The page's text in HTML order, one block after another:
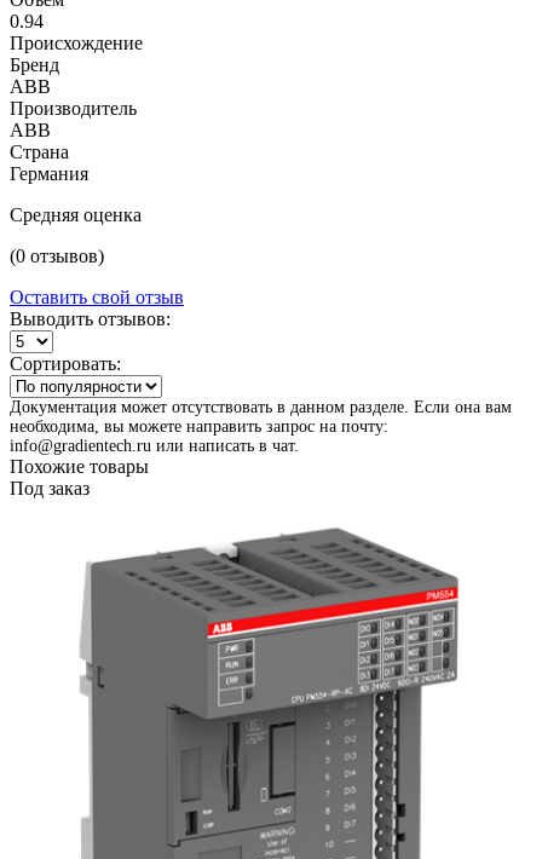
0.94
Происхождение
Бренд
ABB
Производитель
ABB
Страна
Германия
Средняя оценка
(0 отзывов)
Оставить свой отзыв
Выводить отзывов:
Сортировать:
Документация может отсутствовать в данном разделе. Если она вам
необходима, вы можете направить запрос на почту:
info@gradientech.ru или написать в чат.
Похожие товары
Под заказ